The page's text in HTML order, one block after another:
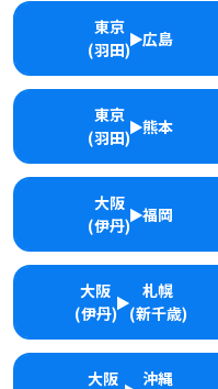
東京
(羽田)
広島
東京
(羽田)
熊本
大阪
(伊丹)
福岡
大阪
(伊丹)
札幌
(新千歳)
大阪 沖縄